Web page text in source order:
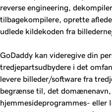
reverse engineering,
tilbagekompilere, oprette
udlede kildekoden fra
GoDaddy kan videregive din
tredjepartsudbydere i det
levere billeder/software fra
begrænse til, det
hjemmesideprogrammes- eller